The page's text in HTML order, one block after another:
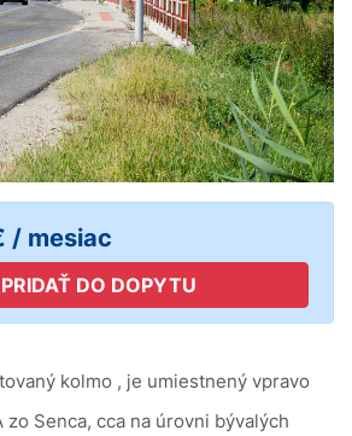
/ mesiac
PRIDAŤ DO DOPYTU
kolmo , je umiestnený vpravo
zo Senca, cca na úrovni bývalých